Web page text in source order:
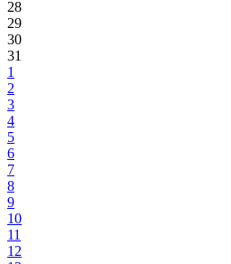
28
29
30
31
1
2
3
4
5
6
7
8
9
10
11
12